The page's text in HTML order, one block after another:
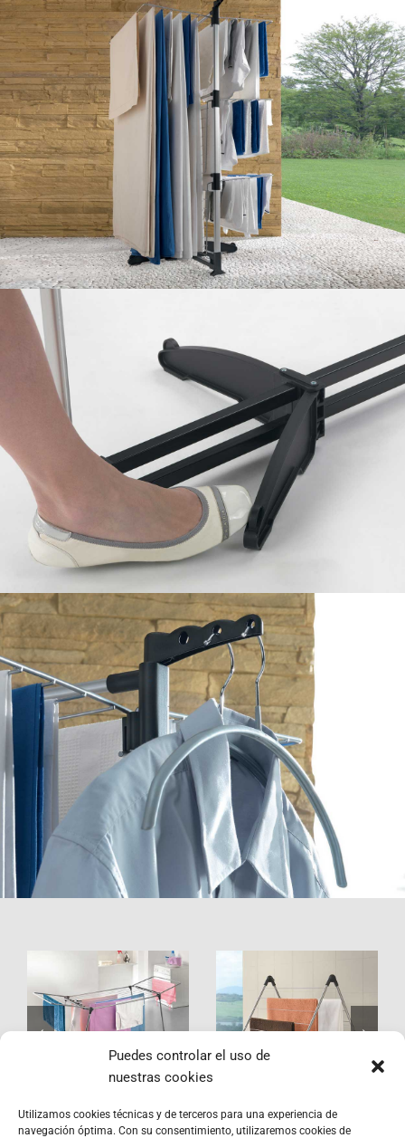
Puedes controlar el uso de
nuestras cookies
Utilizamos cookies técnicas y de terceros para una experiencia de
navegación óptima. Con su consentimiento, utilizaremos cookies de
Hydra Nevis